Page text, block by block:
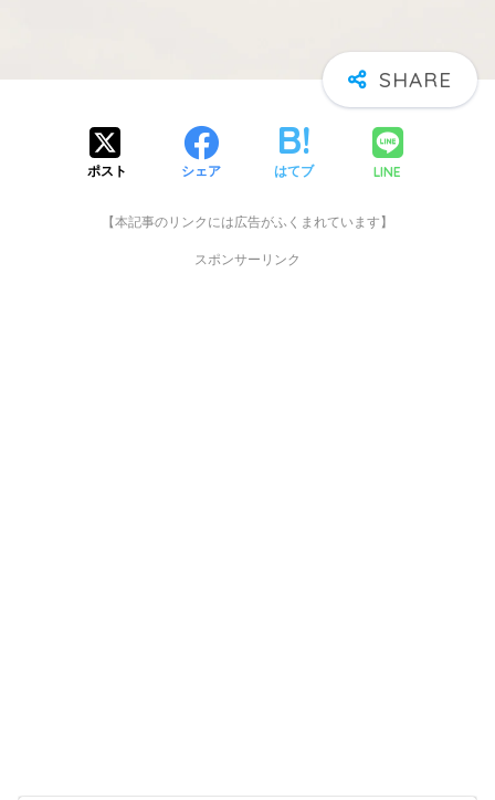
ポスト シェア はてブ LINE
【本記事のリンクには広告がふくまれています】
スポンサーリンク